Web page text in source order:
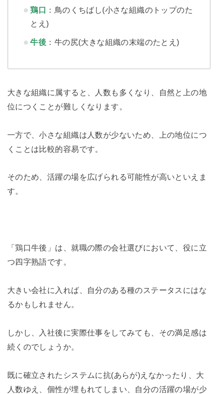
鶏口
：鳥のくちばし(小さな組織のトップのた
とえ)
牛後 ：牛の尻(大きな組織の末端のたとえ)
大きな組織に属すると、人数も多くなり、自然と上の地
位につくことが難しくなります。
一方で、小さな組織は人数が少ないため、上の地位につ
くことは比較的容易です。
そのため、活躍の場を広げられる可能性が高いといえま
す。
「鶏口牛後」は、就職の際の会社選びにおいて、役に立
つ四字熟語です。
大きい会社に入れば、自分のある種のステータスにはな
るかもしれません。
しかし、入社後に実際仕事をしてみても、その満足感は
続くのでしょうか。
既に確立されたシステムに抗(あらが)えなかったり、大
人数ゆえ、個性が埋もれてしまい、自分の活躍の場が少